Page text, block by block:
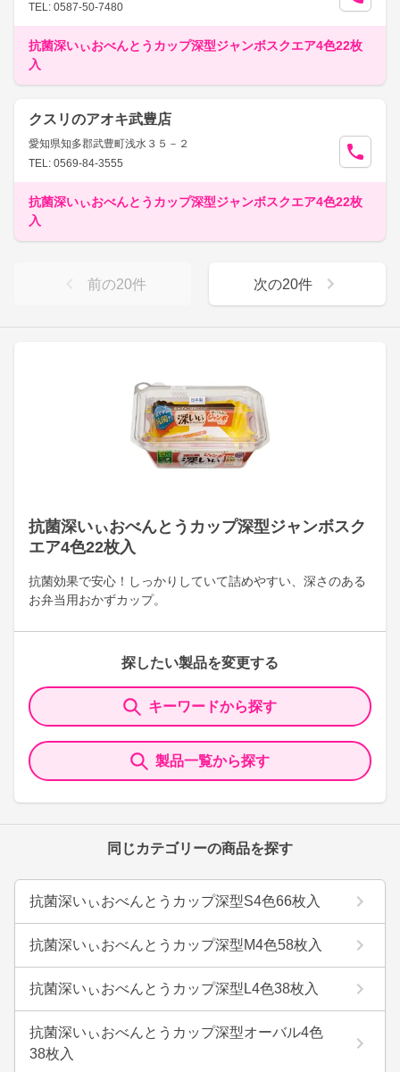
抗菌深いぃおべんとうカップ深型ジャンボスク
エア4色22枚入
抗菌効果で安心！しっかりしていて詰めやすい、深さのある
お弁当用おかずカップ。
探したい製品を変更する
キーワードから探す
製品一覧から探す
同じカテゴリーの商品を探す
抗菌深いぃおべんとうカップ深型S4色66枚入
抗菌深いぃおべんとうカップ深型M4色58枚入
抗菌深いぃおべんとうカップ深型L4色38枚入
抗菌深いぃおべんとうカップ深型オーバル4色
38枚入
TEL: 0587-50-7480
抗菌深いぃおべんとうカップ深型ジャンボスクエア4色22枚
入
クスリのアオキ武豊店
愛知県知多郡武豊町浅水３５－２
TEL: 0569-84-3555
抗菌深いぃおべんとうカップ深型ジャンボスクエア4色22枚
入
前の20件 次の20件